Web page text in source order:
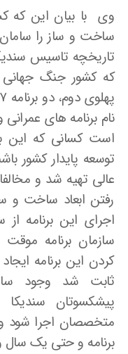
وی با بیان این که
ساخت و ساز را سامان
تاریخچه تاسیس
که کشور جنگ
نام برنامه­ های
است کسانی که این
توسعه پایدار کشور
عالی تهیه شد و
رفتن ابعاد ساخت و
کردن این برنامه
ثابت شد وجود
پیشکسوتان سندیکا
متخصصان اجرا شود و
برنامه و حتی یک سال